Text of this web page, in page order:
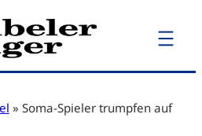
» Soma-Spieler trumpfen auf